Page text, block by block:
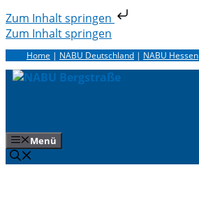
Zum Inhalt springen
Zum Inhalt springen
Home | NABU Deutschland | NABU Hessen
Menü